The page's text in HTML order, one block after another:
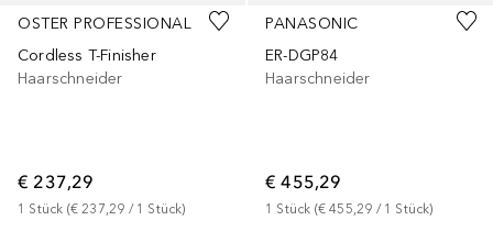
OSTER PROFESSIONAL
Cordless T-Finisher
Haarschneider
€ 237,29
1 Stück (€ 237,29 / 1 Stück)
PANASONIC
ER-DGP84
Haarschneider
€ 455,29
1 Stück (€ 455,29 / 1 Stück)